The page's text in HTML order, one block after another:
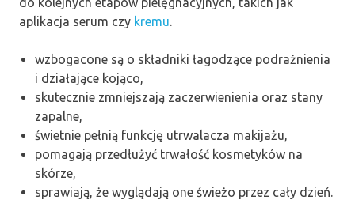
aplikacja serum czy kremu.
wzbogacone są o składniki łagodzące podrażnienia
i działające kojąco,
skutecznie zmniejszają zaczerwienienia oraz stany
zapalne,
świetnie pełnią funkcję utrwalacza makijażu,
pomagają przedłużyć trwałość kosmetyków na
skórze,
sprawiają, że wyglądają one świeżo przez cały dzień.